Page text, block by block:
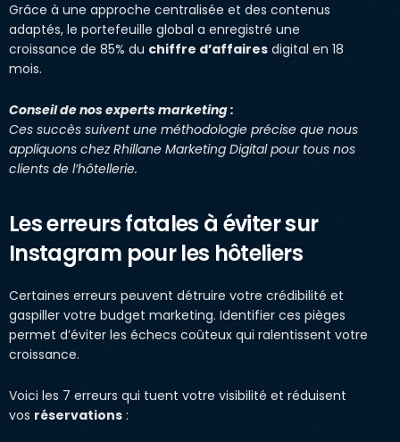
Grâce à une approche centralisée et des contenus
adaptés, le portefeuille global a enregistré une
croissance de 85% du chiffre d’affaires digital en 18
mois.
Conseil de nos experts marketing :
Ces succès suivent une méthodologie précise que nous
appliquons chez Rhillane Marketing Digital pour tous nos
clients de l’hôtellerie.
Les erreurs fatales à éviter sur
Instagram pour les hôteliers
Certaines erreurs peuvent détruire votre crédibilité et
gaspiller votre budget marketing. Identifier ces pièges
permet d’éviter les échecs coûteux qui ralentissent votre
croissance.
Voici les 7 erreurs qui tuent votre visibilité et réduisent
vos réservations :